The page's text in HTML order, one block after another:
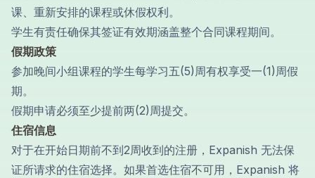
课、重新安排的课程或休假权利。
学生有责任确保其签证有效期涵盖整个合同课程期间。
假期政策
参加晚间小组课程的学生每学习五(5)周有权享受一(1)周假
期。
假期申请必须至少提前两(2)周提交。
住宿信息
对于在开始日期前不到2周收到的注册，Expanish 无法保
证所请求的住宿选择。如果首选住宿不可用，Expanish 将